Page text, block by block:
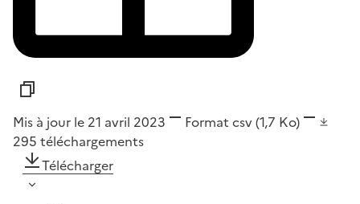
Mis à jour le 21 avril 2023 Format csv(1,7 Ko)
295 téléchargements
Télécharger